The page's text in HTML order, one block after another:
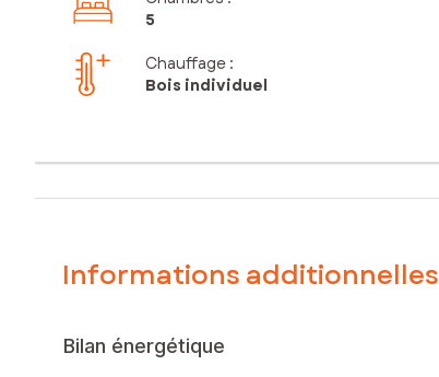
5
Chauffage :
Bois individuel
Informations additionnelles
Bilan énergétique